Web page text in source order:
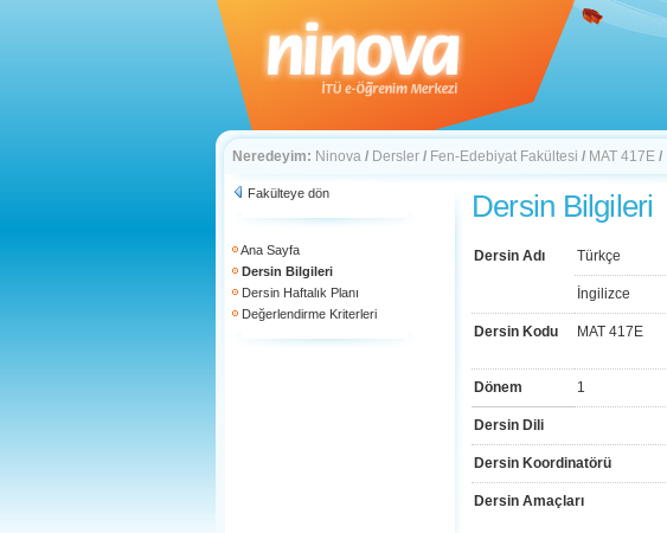
Neredeyim: Ninova / Dersler / Fen-Edebiyat Fakültesi / MAT 417E /
Fakülteye dön
Ana Sayfa
Dersin Bilgileri
Dersin Haftalık Planı
Değerlendirme Kriterleri
Dersin Bilgileri
Dersin Adı Türkçe
İngilizce
Dersin Kodu MAT 417E
Dönem 1
Dersin Dili
Dersin Koordinatörü
Dersin Amaçları